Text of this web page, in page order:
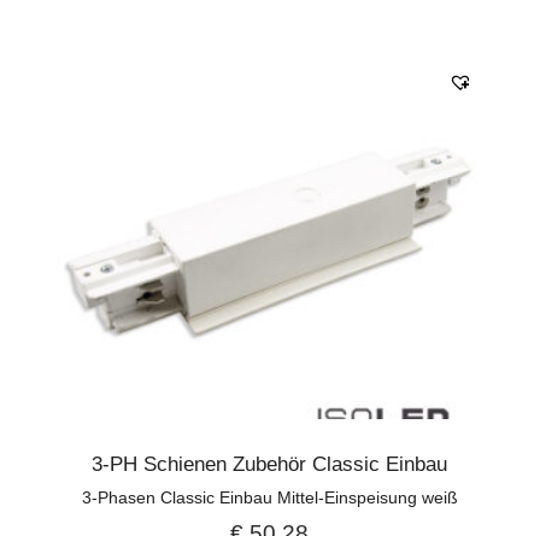
3-PH Schienen Zubehör Classic Einbau
3-Phasen Classic Einbau Mittel-Einspeisung weiß